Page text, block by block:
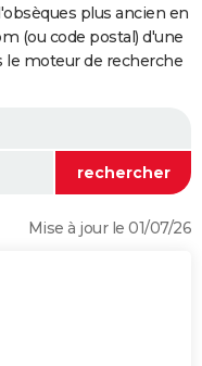
plus ancien en
(ou code postal) d'une
moteur de recherche
Mise à jour le 01/07/26